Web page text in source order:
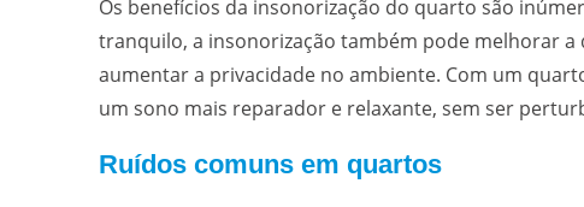
Os benefícios da insonorização do quarto são
tranquilo, a insonorização também pode melhorar a
aumentar a privacidade no ambiente. Com um
um sono mais reparador e relaxante, sem ser
Ruídos comuns em quartos